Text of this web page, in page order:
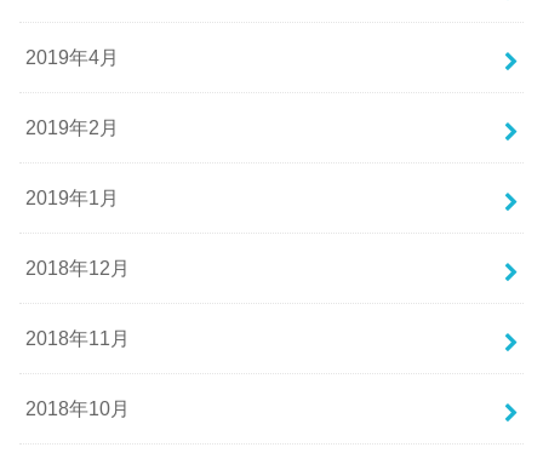
2019年4月
2019年2月
2019年1月
2018年12月
2018年11月
2018年10月